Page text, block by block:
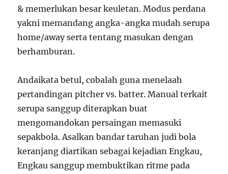
& memerlukan besar keuletan. Modus perdana
yakni memandang angka-angka mudah serupa
home/away serta tentang masukan dengan
berhamburan.
Andaikata betul, cobalah guna menelaah
pertandingan pitcher vs. batter. Manual terkait
serupa sanggup diterapkan buat
mengomandokan persaingan memasuki
sepakbola. Asalkan bandar taruhan judi bola
keranjang diartikan sebagai kejadian Engkau,
Engkau sanggup membuktikan ritme pada